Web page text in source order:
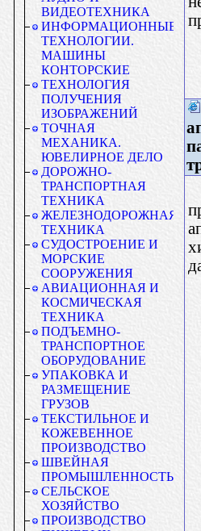
ВИДЕОТЕХНИКА
ИНФОРМАЦИОННЫЕ
ТЕХНОЛОГИИ.
МАШИНЫ
КОНТОРСКИЕ
ТЕХНОЛОГИЯ
ПОЛУЧЕНИЯ
ИЗОБРАЖЕНИЙ
ТОЧНАЯ
МЕХАНИКА.
ЮВЕЛИРНОЕ ДЕЛО
ДОРОЖНО-
ТРАНСПОРТНАЯ
ТЕХНИКА
ЖЕЛЕЗНОДОРОЖНАЯ
ТЕХНИКА
СУДОСТРОЕНИЕ И
МОРСКИЕ
СООРУЖЕНИЯ
АВИАЦИОННАЯ И
КОСМИЧЕСКАЯ
ТЕХНИКА
ПОДЪЕМНО-
ТРАНСПОРТНОЕ
ОБОРУДОВАНИЕ
УПАКОВКА И
РАЗМЕЩЕНИЕ
ГРУЗОВ
ТЕКСТИЛЬНОЕ И
КОЖЕВЕННОЕ
ПРОИЗВОДСТВО
ШВЕЙНАЯ
ПРОМЫШЛЕННОСТЬ
СЕЛЬСКОЕ
ХОЗЯЙСТВО
ПРОИЗВОДСТВО